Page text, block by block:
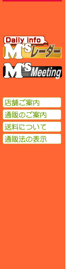
エ
エ
通
送料
通販